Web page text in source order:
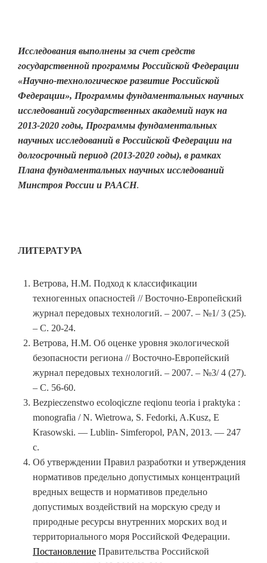
Исследования выполнены за счет средств
государственной программы Российской Федерации
«Научно-технологическое развитие Российской
Федерации», Программы фундаментальных научных
исследований государственных академий наук на
2013-2020 годы, Программы фундаментальных
научных исследований в Российской Федерации на
долгосрочный период (2013-2020 годы), в рамках
Плана фундаментальных научных исследований
Минстроя России и РААСН.
ЛИТЕРАТУРА
Ветрова, Н.М. Подход к классификации
техногенных опасностей // Восточно-Европейский
журнал передовых технологий. – 2007. – №1/ 3 (25).
– С. 20-24.
Ветрова, Н.М. Об оценке уровня экологической
безопасности региона // Восточно-Европейский
журнал передовых технологий. – 2007. – №3/ 4 (27).
– С. 56-60.
Bezpieczenstwo ecoloqiczne reqionu teoria i praktyka :
monografia / N. Wietrowa, S. Fedorki, A.Kusz, E
Krasowski. — Lublin- Simferopol, PAN, 2013. — 247
с.
Об утверждении Правил разработки и утверждения
нормативов предельно допустимых концентраций
вредных веществ и нормативов предельно
допустимых воздействий на морскую среду и
природные ресурсы внутренних морских вод и
территориального моря Российской Федерации.
Постановление Правительства Российской